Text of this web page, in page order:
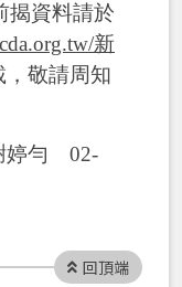
揭資料請於
新
，敬請周知
婷勻
02-
回頂端